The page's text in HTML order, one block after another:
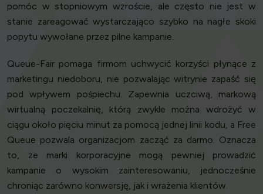
pomóc w stopniowym wzroście, ale często nie jest w
stanie zareagować wystarczająco szybko na nagłe skoki
popytu wywołane przez pilne kampanie.
Queue-Fair pomaga firmom uchwycić korzyści płynące z
marketingu niedoboru, nie pozwalając witrynie zapaść się
pod wpływem pośpiechu. Zapewnia uczciwą, markową
wirtualną poczekalnię, którą zwykle można wdrożyć w
ciągu około pięciu minut za pomocą jednej linii kodu, a Free
Queue pozwala organizacjom zacząć za darmo. Oznacza
to, że marki korporacyjne mogą pewniej prowadzić
kampanie o wysokim zainteresowaniu, jednocześnie
chroniąc zarówno konwersję, jak i wrażenia klientów.